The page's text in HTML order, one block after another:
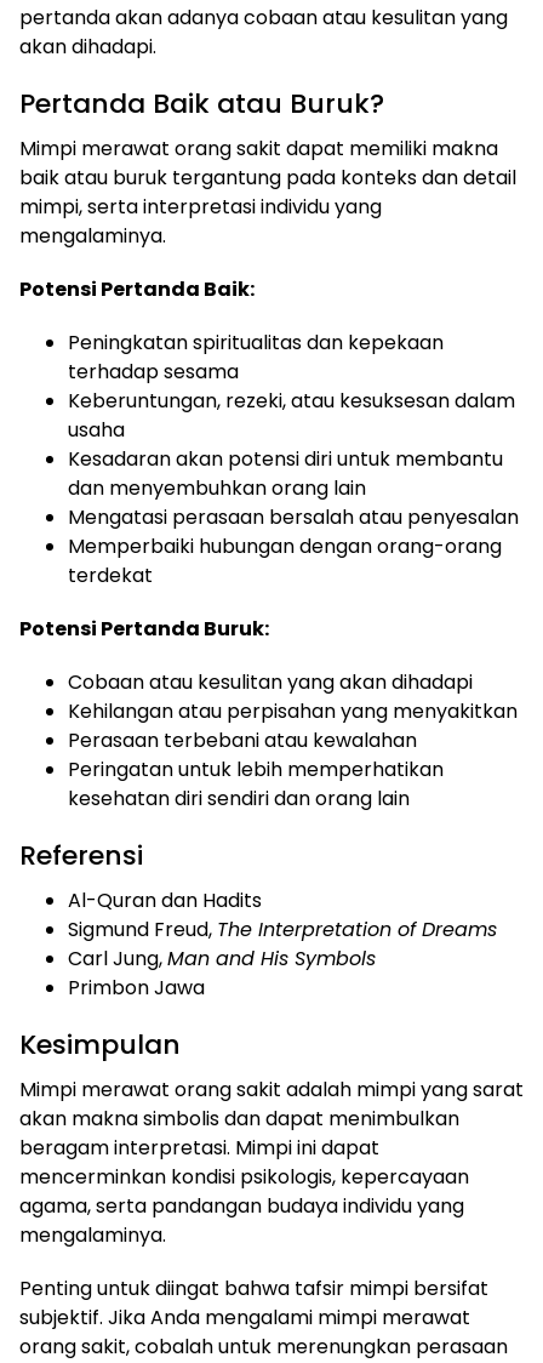
pertanda akan adanya cobaan atau kesulitan yang
akan dihadapi.
Pertanda Baik atau Buruk?
Mimpi merawat orang sakit dapat memiliki makna
baik atau buruk tergantung pada konteks dan detail
mimpi, serta interpretasi individu yang
mengalaminya.
Potensi Pertanda Baik:
Peningkatan spiritualitas dan kepekaan
terhadap sesama
Keberuntungan, rezeki, atau kesuksesan dalam
usaha
Kesadaran akan potensi diri untuk membantu
dan menyembuhkan orang lain
Mengatasi perasaan bersalah atau penyesalan
Memperbaiki hubungan dengan orang-orang
terdekat
Potensi Pertanda Buruk:
Cobaan atau kesulitan yang akan dihadapi
Kehilangan atau perpisahan yang menyakitkan
Perasaan terbebani atau kewalahan
Peringatan untuk lebih memperhatikan
kesehatan diri sendiri dan orang lain
Referensi
Al-Quran dan Hadits
Sigmund Freud, The Interpretation of Dreams
Carl Jung,Man and His Symbols
Primbon Jawa
Kesimpulan
Mimpi merawat orang sakit adalah mimpi yang sarat
akan makna simbolis dan dapat menimbulkan
beragam interpretasi. Mimpi ini dapat
mencerminkan kondisi psikologis, kepercayaan
agama, serta pandangan budaya individu yang
mengalaminya.
Penting untuk diingat bahwa tafsir mimpi bersifat
subjektif. Jika Anda mengalami mimpi merawat
orang sakit, cobalah untuk merenungkan perasaan